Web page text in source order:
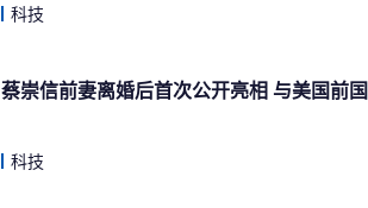
科技
蔡崇信前妻离婚后首次公开亮相 与美国前
科技